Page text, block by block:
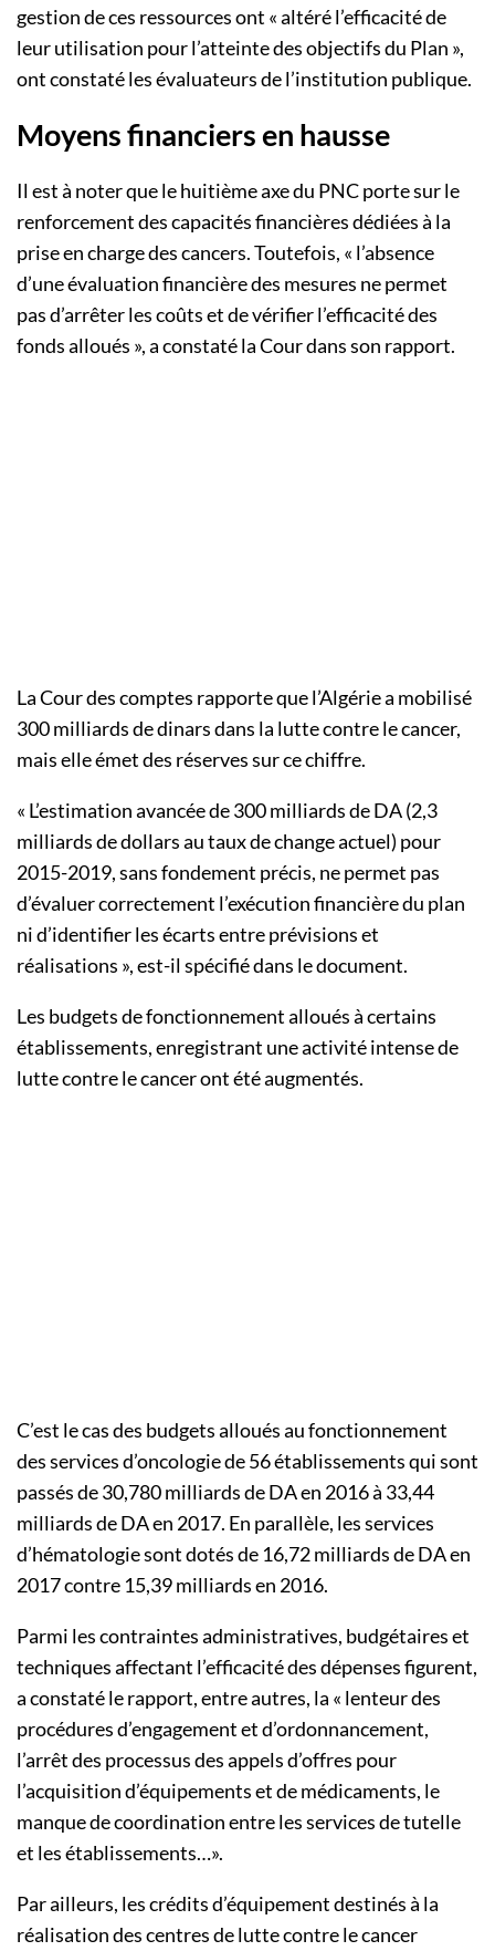
gestion de ces ressources ont « altéré l’efficacité de
leur utilisation pour l’atteinte des objectifs du Plan »,
ont constaté les évaluateurs de l’institution publique.
Moyens financiers en hausse
Il est à noter que le huitième axe du PNC porte sur le
renforcement des capacités financières dédiées à la
prise en charge des cancers. Toutefois, « l’absence
d’une évaluation financière des mesures ne permet
pas d’arrêter les coûts et de vérifier l’efficacité des
fonds alloués », a constaté la Cour dans son rapport.
La Cour des comptes rapporte que l’Algérie a mobilisé
300 milliards de dinars dans la lutte contre le cancer,
mais elle émet des réserves sur ce chiffre.
« L’estimation avancée de 300 milliards de DA (2,3
milliards de dollars au taux de change actuel) pour
2015-2019, sans fondement précis, ne permet pas
d’évaluer correctement l’exécution financière du plan
ni d’identifier les écarts entre prévisions et
réalisations », est-il spécifié dans le document.
Les budgets de fonctionnement alloués à certains
établissements, enregistrant une activité intense de
lutte contre le cancer ont été augmentés.
C’est le cas des budgets alloués au fonctionnement
des services d’oncologie de 56 établissements qui sont
passés de 30,780 milliards de DA en 2016 à 33,44
milliards de DA en 2017. En parallèle, les services
d’hématologie sont dotés de 16,72 milliards de DA en
2017 contre 15,39 milliards en 2016.
Parmi les contraintes administratives, budgétaires et
techniques affectant l’efficacité des dépenses figurent,
a constaté le rapport, entre autres, la « lenteur des
procédures d’engagement et d’ordonnancement,
l’arrêt des processus des appels d’offres pour
l’acquisition d’équipements et de médicaments, le
manque de coordination entre les services de tutelle
et les établissements…».
Par ailleurs, les crédits d’équipement destinés à la
réalisation des centres de lutte contre le cancer